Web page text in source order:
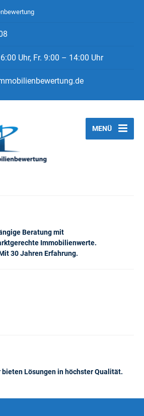
Uhr, Fr. 9:00 – 14:00 Uhr
Beratung mit
Immobilienwerte.
30 Jahren Erfahrung.
MENÜ
bieten Lösungen in höchster Qualität.